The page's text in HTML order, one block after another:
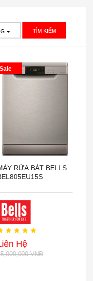
TÌM KIẾM
Sale
RỬA BÁT BELLS
Hệ
VNĐ